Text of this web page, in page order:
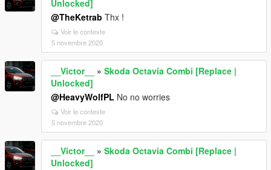
Unlocked]
@TheKetrab Thx !
Voir le contexte
5 novembre 2020
__Victor__ » Skoda Octavia Combi [Replace |
Unlocked]
@HeavyWolfPL No no worries
Voir le contexte
5 novembre 2020
__Victor__ » Skoda Octavia Combi [Replace |
Unlocked]